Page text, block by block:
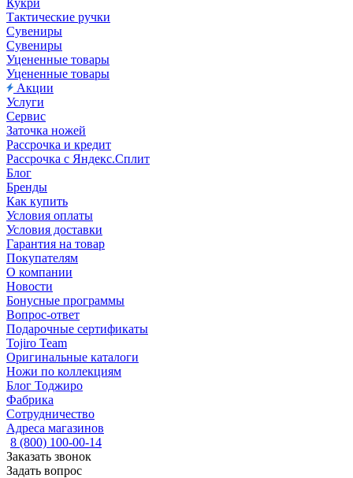
Кукри
Тактические ручки
Сувениры
Сувениры
Уцененные товары
Уцененные товары
Акции
Услуги
Сервис
Заточка ножей
Рассрочка и кредит
Рассрочка с Яндекс.Сплит
Блог
Бренды
Как купить
Условия оплаты
Условия доставки
Гарантия на товар
Покупателям
О компании
Новости
Бонусные программы
Вопрос-ответ
Подарочные сертификаты
Tojiro Team
Оригинальные каталоги
Ножи по коллекциям
Блог Тоджиро
Фабрика
Сотрудничество
Адреса магазинов
8 (800) 100-00-14
Заказать звонок
Задать вопрос